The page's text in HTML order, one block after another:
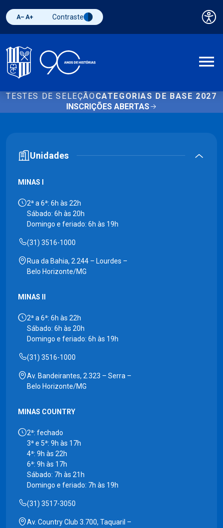
Diminuir fonte
Aumentar fonteAlternar contraste
Contraste
TESTES DE SELEÇÃO CATEGORIAS DE BASE 2027
INSCRIÇÕES ABERTAS
Unidades
MINAS I
2ª a 6ª: 6h às 22h
Sábado: 6h às 20h
Domingo e feriado: 6h às 19h
(31) 3516-1000
Rua da Bahia, 2.244 – Lourdes –
Belo Horizonte/MG
MINAS II
2ª a 6ª: 6h às 22h
Sábado: 6h às 20h
Domingo e feriado: 6h às 19h
(31) 3516-1000
Av. Bandeirantes, 2.323 – Serra –
Belo Horizonte/MG
MINAS COUNTRY
2ª: fechado
3ª e 5ª: 9h às 17h
4ª: 9h às 22h
6ª: 9h às 17h
Sábado: 7h às 21h
Domingo e feriado: 7h às 19h
(31) 3517-3050
Av. Country Club 3.700, Taquaril –